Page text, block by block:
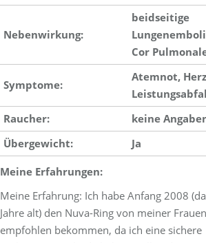
Nebenwirkung:
beidseitige
Cor
Symptome:
Atemnot,
Raucher:
keine
Übergewicht:
Ja
Meine Erfahrungen:
Meine Erfahrung: Ich habe Anfang 2008
Jahre alt) den Nuva-Ring von meiner
empfohlen bekommen, da ich eine sichere